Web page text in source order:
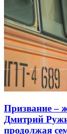
Призвание –
Дмитрий
продолжая